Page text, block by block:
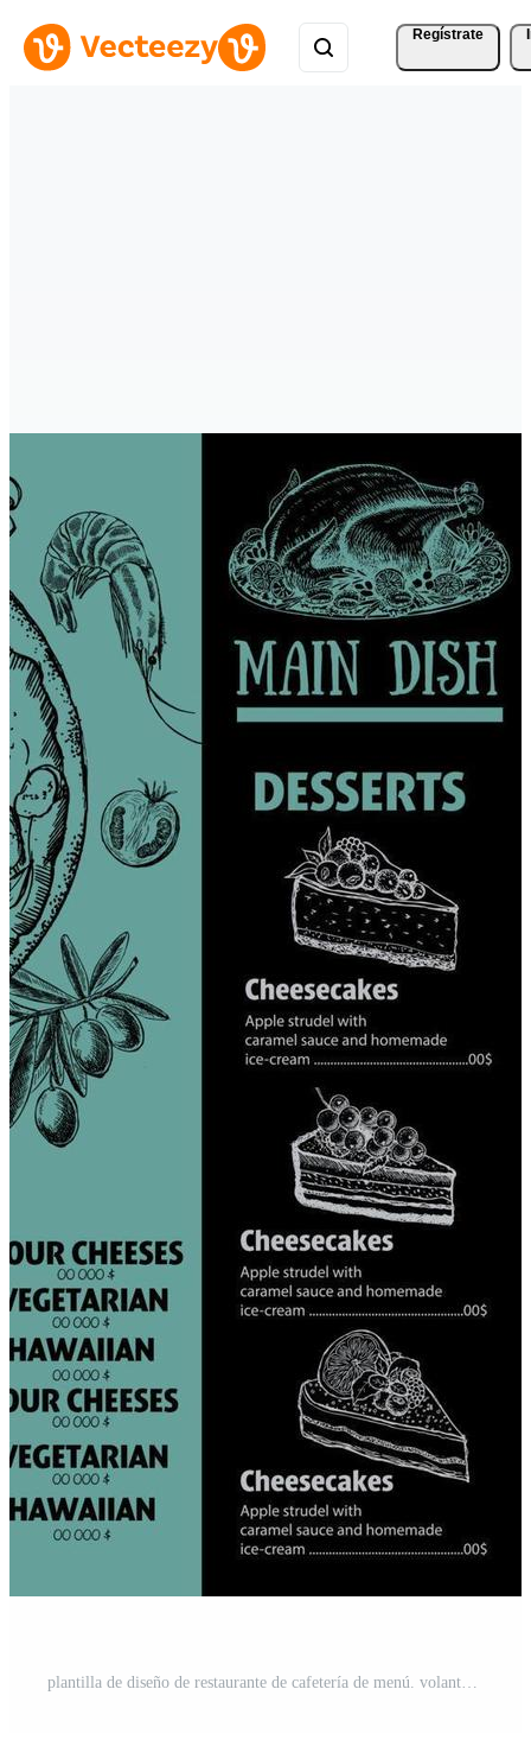
Regístrate
plantilla de diseño de restaurante de cafetería de menú. volante con gráfico dibujado a mano. Vector Pro